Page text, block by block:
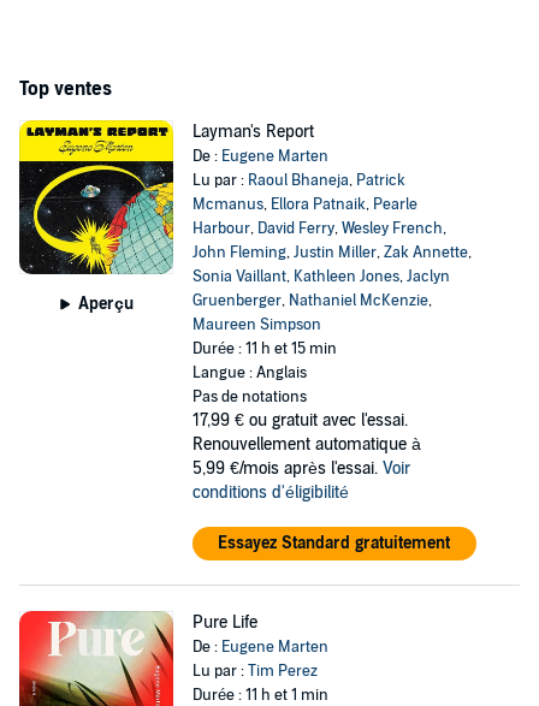
Top ventes
Aperçu
Layman's Report
De : Eugene Marten
Lu par : Raoul Bhaneja, Patrick
Mcmanus, Ellora Patnaik, Pearle
Harbour, David Ferry,Wesley French,
John Fleming,Justin Miller,Zak Annette,
Sonia Vaillant, Kathleen Jones,Jaclyn
Gruenberger, Nathaniel McKenzie,
Maureen Simpson
Durée : 11 h et 15 min
Langue : Anglais
Pas de notations
17,99 € ou gratuit avec l'essai.
Renouvellement automatique à
5,99 €/mois après l'essai. Voir
conditions d'éligibilité
Essayez Standard gratuitement
Pure Life
De : Eugene Marten
Lu par :Tim Perez
Durée : 11 h et 1 min